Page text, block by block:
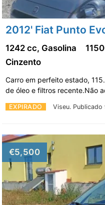
2012' Fiat Punto
EXPIRADO Viseu.
1242 cc, Gasolina
Cinzento
Carro em perfeito estado,
de óleo e filtros recente.Não
€5,500